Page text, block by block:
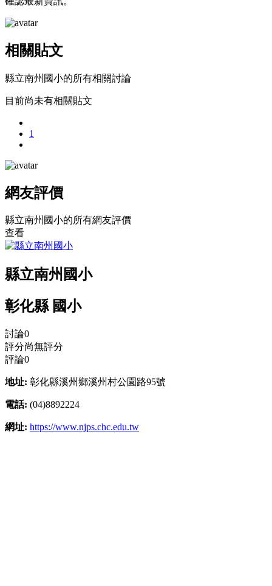
相關貼文
縣立南州國小的所有相關討論
目前尚未有相關貼文
1
網友評價
縣立南州國小的所有網友評價
查看
縣立南州國小
彰化縣 國小
討論0
評分尚無評分
評論0
地址: 彰化縣溪州鄉溪州村公園路95號
電話: (04)8892224
網址: https://www.njps.chc.edu.tw